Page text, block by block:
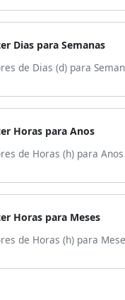
Dias para Semanas
de Dias (d) para
Horas para Anos
de Horas (h) para
Horas para Meses
de Horas (h) para